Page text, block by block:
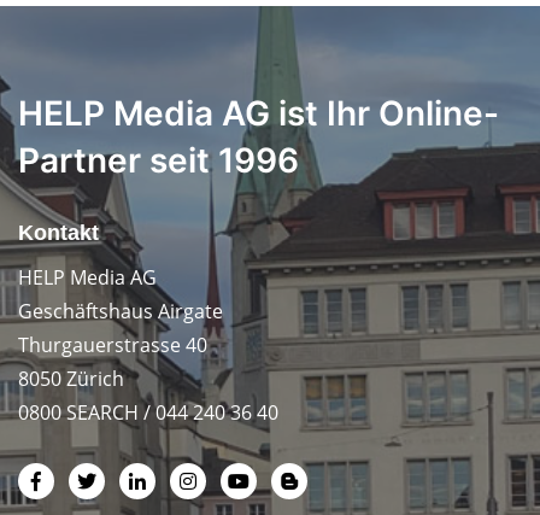
HELP Media AG ist Ihr Online-
Partner seit 1996
Kontakt
HELP Media AG
Geschäftshaus Airgate
Thurgauerstrasse 40
8050 Zürich
0800 SEARCH / 044 240 36 40